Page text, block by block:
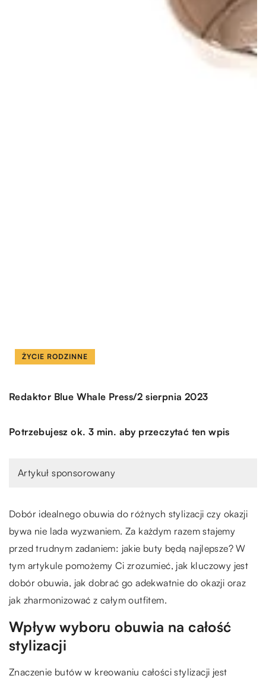
ŻYCIE RODZINNE
Redaktor Blue Whale Press/2 sierpnia 2023
Potrzebujesz ok. 3 min. aby przeczytać ten wpis
Artykuł sponsorowany
Dobór idealnego obuwia do różnych stylizacji czy okazji
bywa nie lada wyzwaniem. Za każdym razem stajemy
przed trudnym zadaniem: jakie buty będą najlepsze? W
tym artykule pomożemy Ci zrozumieć, jak kluczowy jest
dobór obuwia, jak dobrać go adekwatnie do okazji oraz
jak zharmonizować z całym outfitem.
Wpływ wyboru obuwia na całość
stylizacji
Znaczenie butów w kreowaniu całości stylizacji jest